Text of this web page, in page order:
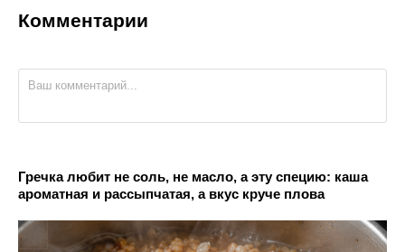
Комментарии
Гречка любит не соль, не масло, а эту специю: каша
ароматная и рассыпчатая, а вкус круче плова